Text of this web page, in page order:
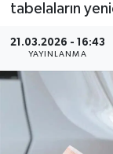
tabelaların
21.03.2026 - 16:43
YAYINLANMA
Daday